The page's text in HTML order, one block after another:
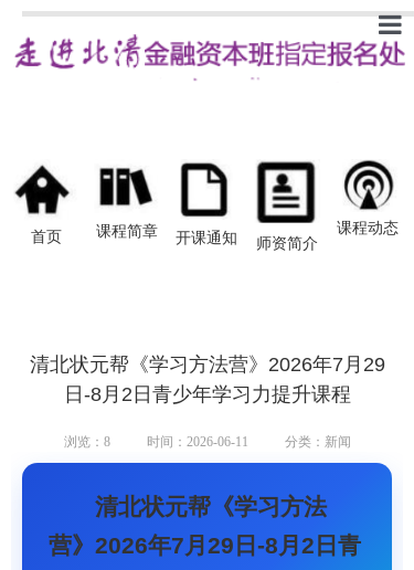
首页 课程简章 开课通知 师资简介
课程动态
课程简章
开课通知
清北状元帮《学习方法营》2026年7月29
日-8月2日青少年学习力提升课程
浏览： 8 时间：2026-06-11 分类：新闻
清北状元帮《学习方法
营》2026年7月29日-8月2日青